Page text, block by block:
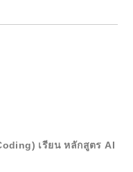
เรียน หลักสูตร AI